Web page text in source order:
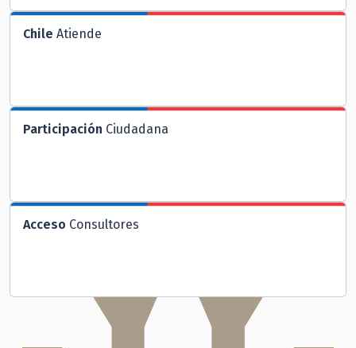
Chile Atiende
Participación Ciudadana
Acceso Consultores